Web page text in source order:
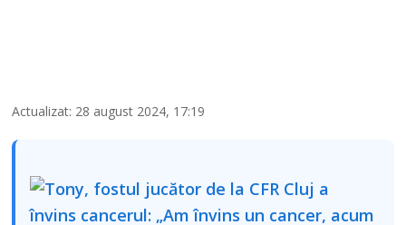
Actualizat: 28 august 2024, 17:19